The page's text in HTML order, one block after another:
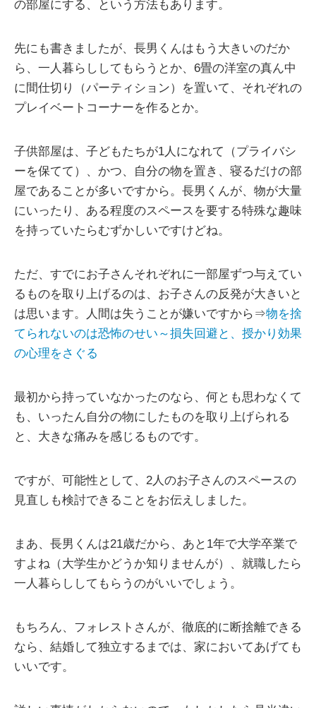
の部屋にする、という方法もあります。
先にも書きましたが、長男くんはもう大きいのだか
ら、一人暮らししてもらうとか、6畳の洋室の真ん中
に間仕切り（パーティション）を置いて、それぞれの
プレイベートコーナーを作るとか。
子供部屋は、子どもたちが1人になれて（プライバシ
ーを保てて）、かつ、自分の物を置き、寝るだけの部
屋であることが多いですから。長男くんが、物が大量
にいったり、ある程度のスペースを要する特殊な趣味
を持っていたらむずかしいですけどね。
ただ、すでにお子さんそれぞれに一部屋ずつ与えてい
るものを取り上げるのは、お子さんの反発が大きいと
は思います。人間は失うことが嫌いですから⇒物を捨
てられないのは恐怖のせい～損失回避と、授かり効果
の心理をさぐる
最初から持っていなかったのなら、何とも思わなくて
も、いったん自分の物にしたものを取り上げられる
と、大きな痛みを感じるものです。
ですが、可能性として、2人のお子さんのスペースの
見直しも検討できることをお伝えしました。
まあ、長男くんは21歳だから、あと1年で大学卒業で
すよね（大学生かどうか知りませんが）、就職したら
一人暮らししてもらうのがいいでしょう。
もちろん、フォレストさんが、徹底的に断捨離できる
なら、結婚して独立するまでは、家においてあげても
いいです。